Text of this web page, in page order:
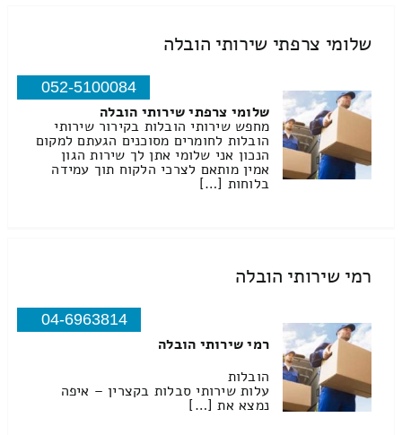
שלומי צרפתי שירותי הובלה
052-5100084
שלומי צרפתי שירותי הובלה
מחפש שירותי הובלות בקירור שירותי
הובלות לחומרים מסוכנים הגעתם למקום
הנכון אני שלומי אתן לך שירות הגון
אמין מותאם לצרכי הלקוח תוך עמידה
בלוחות […]
רמי שירותי הובלה
04-6963814
רמי שירותי הובלה
הובלות
עלות שירותי סבלות בקצרין – איפה
נמצא את […]